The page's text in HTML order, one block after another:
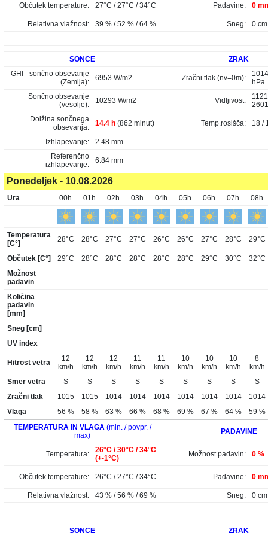
Občutek temperature: 27°C / 27°C / 34°C Padavine: 0
Relativna vlažnost: 39 % / 52 % / 64 % Sneg: 0 cm
SONCE
ZRAK
GHI - sončno obsevanje
(Zemlja):
6953 W/m2 Zračni tlak (nv=0m):
hPa
Sončno obsevanje
(vesolje):
10293 W/m2 Vidljivost:
Dolžina sončnega
obsevanja:
14.4 h (862 minut) Temp.rosišča: 18 /
Izhlapevanje:
2.48 mm
Referenčno
izhlapevanje:
6.84 mm
Ponedeljek - 10.08.2026
Ura 00h 01h 02h 03h 04h 05h 06h 07h 08h
Temperatura
[C°]
28°C 28°C 27°C 27°C 26°C 26°C 27°C 28°C 29°C
Občutek [C°] 29°C 28°C 28°C 28°C 28°C 28°C 29°C 30°C
32°C
Možnost
padavin
Količina
padavin
[mm]
Sneg [cm]
UV index
Hitrost vetra
12
km/h
12
km/h
12
km/h
11
km/h
11
km/h
10
km/h
10
km/h
10
km/h
8
km/h
Smer vetra
S S S S S S S S
S
Zračni tlak
1015 1015 1014 1014 1014 1014 1014 1014
1014
Vlaga
56 % 58 % 63 % 66 % 68 % 69 % 67 % 64 %
59 %
TEMPERATURA IN VLAGA (min. / povpr. /
max)
PADAVINE
Temperatura:
26°C / 30°C / 34°C
(+-1°C)
Možnost padavin: 0 %
Občutek temperature: 26°C / 27°C / 34°C Padavine: 0
Relativna vlažnost: 43 % / 56 % / 69 % Sneg: 0 cm
SONCE ZRAK